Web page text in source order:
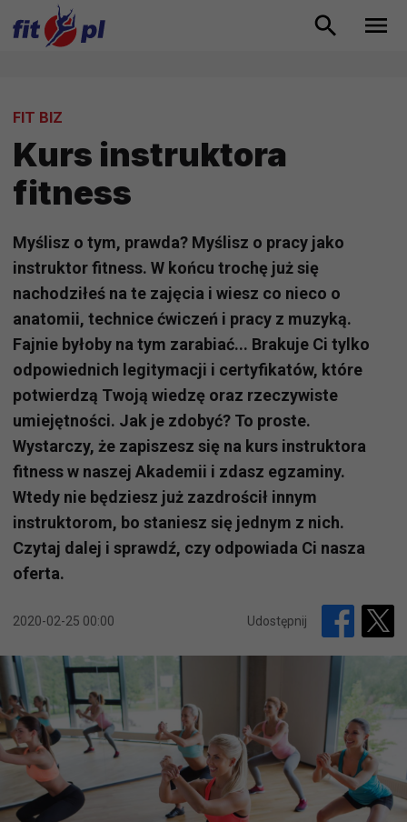
FIT BIZ
Kurs instruktora
fitness
Myślisz o tym, prawda? Myślisz o pracy jako
instruktor fitness. W końcu trochę już się
nachodziłeś na te zajęcia i wiesz co nieco o
anatomii, technice ćwiczeń i pracy z muzyką.
Fajnie byłoby na tym zarabiać... Brakuje Ci tylko
odpowiednich legitymacji i certyfikatów, które
potwierdzą Twoją wiedzę oraz rzeczywiste
umiejętności. Jak je zdobyć? To proste.
Wystarczy, że zapiszesz się na kurs instruktora
fitness w naszej Akademii i zdasz egzaminy.
Wtedy nie będziesz już zazdrościł innym
instruktorom, bo staniesz się jednym z nich.
Czytaj dalej i sprawdź, czy odpowiada Ci nasza
oferta.
2020-02-25 00:00 Udostępnij